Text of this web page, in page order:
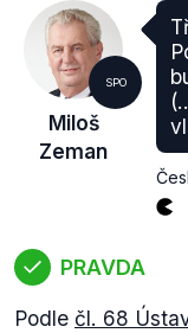
Poslanecké
neobvyklým
taková vláda by
Očekávám, jak
nerad, kdyby
demisi, není to
demokracii, ani
situace vyvine.
SPO
Miloš
Zeman
PRAVDA
Podle čl. 68